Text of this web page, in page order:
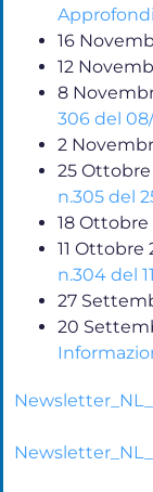
16
12
8
306 del 08/
2
25 Ottobre
n.305 del
18 Ottobre
11 Ottobre
n.304 del
27
20